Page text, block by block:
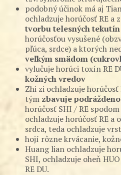
podobný účinok má aj
ochladzuje horúčosť RE a
tvorbu telesných tekutín
horúčosťou vysušené
pľúca, srdce) a ktorých
veľkým smädom
vylučuje horúci toxín RE
kožných vredov
Zhi zi ochladzuje horúčosť
tým zbavuje
horúčosť SHI / RE
ochladzuje horúčosť RE a
srdca, teda ochladzuje
hojí rôzne krvácanie,
Huang lian ochladzuje
SHI, ochladzuje oheň
RE DU.